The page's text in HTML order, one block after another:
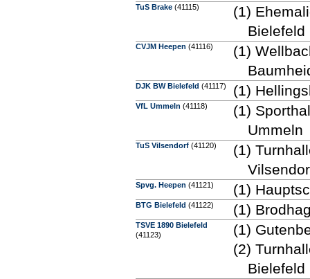
TuS Brake (41115)
(1)
Bielefeld
CVJM Heepen (41116)
(1)
DJK BW Bielefeld (41117) (1)
VfL Ummeln (41118)
(1)
Ummeln
TuS Vilsendorf (41120)
(1)
Spvg. Heepen (41121) (1)
BTG Bielefeld (41122) (1)
TSVE 1890 Bielefeld
(41123)
(1)
(2)
Bielefeld